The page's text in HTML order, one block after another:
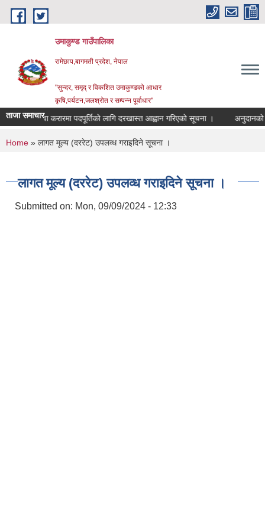
Skip to main content
उमाकुण्ड गाउँपालिका
रामेछाप,बागमती प्रदेश, नेपाल
"सुन्दर, समृद् र विकशित उमाकुण्डको आधार
कृषि,पर्यटन,जलश्रोत र सम्पन्न पूर्वाधार"
ताजा समाचार
सेवा करारमा पदपूर्तिको लागि दरखास्त आह्वान गरिएको सूचना । अनुदानको
You are here
Home » लागत मूल्य (दररेट) उपलव्ध गराइदिने सूचना ।
लागत मूल्य (दररेट) उपलव्ध गराइदिने सूचना ।
Submitted on: Mon, 09/09/2024 - 12:33